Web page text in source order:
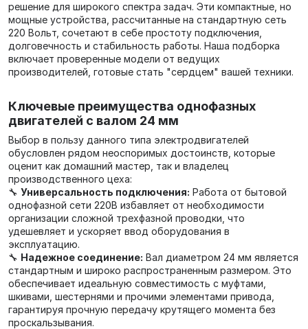
решение для широкого спектра задач. Эти компактные, но
мощные устройства, рассчитанные на стандартную сеть
220 Вольт, сочетают в себе простоту подключения,
долговечность и стабильность работы. Наша подборка
включает проверенные модели от ведущих
производителей, готовые стать "сердцем" вашей техники.
Ключевые преимущества однофазных
двигателей с валом 24 мм
Выбор в пользу данного типа электродвигателей
обусловлен рядом неоспоримых достоинств, которые
оценит как домашний мастер, так и владелец
производственного цеха:
🔧 Универсальность подключения: Работа от бытовой
однофазной сети 220В избавляет от необходимости
организации сложной трехфазной проводки, что
удешевляет и ускоряет ввод оборудования в
эксплуатацию.
🔧 Надежное соединение: Вал диаметром 24 мм является
стандартным и широко распространенным размером. Это
обеспечивает идеальную совместимость с муфтами,
шкивами, шестернями и прочими элементами привода,
гарантируя прочную передачу крутящего момента без
проскальзывания.